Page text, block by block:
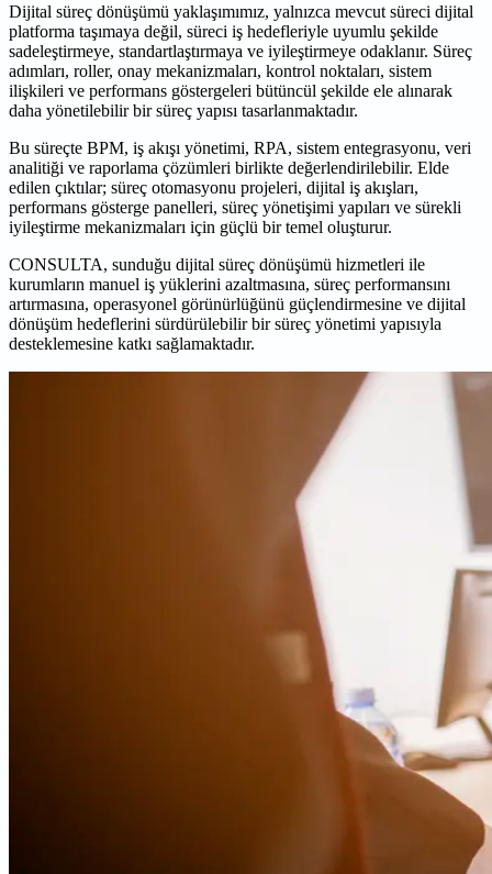
Dijital süreç dönüşümü yaklaşımımız, yalnızca mevcut süreci dijital
platforma taşımaya değil, süreci iş hedefleriyle uyumlu şekilde
sadeleştirmeye, standartlaştırmaya ve iyileştirmeye odaklanır. Süreç
adımları, roller, onay mekanizmaları, kontrol noktaları, sistem
ilişkileri ve performans göstergeleri bütüncül şekilde ele alınarak
daha yönetilebilir bir süreç yapısı tasarlanmaktadır.
Bu süreçte BPM, iş akışı yönetimi, RPA, sistem entegrasyonu, veri
analitiği ve raporlama çözümleri birlikte değerlendirilebilir. Elde
edilen çıktılar; süreç otomasyonu projeleri, dijital iş akışları,
performans gösterge panelleri, süreç yönetişimi yapıları ve sürekli
iyileştirme mekanizmaları için güçlü bir temel oluşturur.
CONSULTA, sunduğu dijital süreç dönüşümü hizmetleri ile
kurumların manuel iş yüklerini azaltmasına, süreç performansını
artırmasına, operasyonel görünürlüğünü güçlendirmesine ve dijital
dönüşüm hedeflerini sürdürülebilir bir süreç yönetimi yapısıyla
desteklemesine katkı sağlamaktadır.